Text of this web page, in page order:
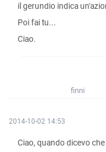
il gerundio indica
Poi fai tu...
Ciao.
finni
2014-10-02 14:53
Ciao, quando dicevo